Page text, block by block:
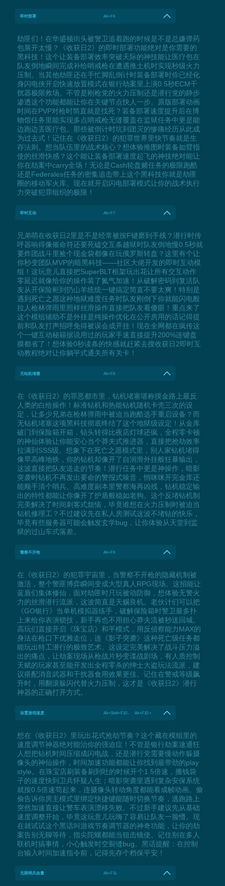
即时部署 Alt+F6
劫匪们！在华盛顿街头被警卫追着跑的时候是不是总嫌弹药
包展开太慢？《收获日2》的即时部署功能绝对是你需要的
黑科技！这个让装备部署效率突破天际的神技能让医疗包在
队友倒地瞬间完成补给哨戒枪在遭遇推土机时实现秒级火力
压制。当其他劫匪还在手忙脚乱倒计时装备部署时你已经化
身闪电侠开启快速放置模式在银行劫案里上演0.5秒ECM干
扰器极限救场。不管是刚枪党的火力压制还是潜行党的静步
渗透这个功能都能让你在关键节点快人一步。原版部署动画
时间在PVP对枪时简直就是找死？装备部署速度提升后在博
物馆任务里能实现多点哨戒枪无缝覆盖在监狱任务中更是能
边跑边丢医疗包。那些被倒计时坑到团灭的惨痛经历从此成
为过去式！记住在《收获日2》的犯罪世界里快节奏就是生
存法则。想当队伍里的战术核心？想体验推图时装备如臂指
使的丝滑快感？这个能让装备部署速度起飞的神技绝对能让
你在劫案中carry全场！无论是Cash轮盘赌任务的极限跑酷
还是Federales任务的密集追击带上这个黑科技你就是劫匪
圈的移动军火库。现在就开启闪电部署模式让你的战术执行
力突破犯罪组织的极限！
即时互动 Alt+F7
兄弟萌在收获日2里是不是经常被按F键磨到手残？潜行时传
呼器响得像催命符还要死磕交互条越狱时队友倒地慢0.5秒就
要炸团战斗里捡个现金袋都像在玩俄罗斯转盘？这里有个让
你秒变团队MVP的暗黑科技——社区大佬开发的即时互动模
组！这玩意儿直接把SuperBLT框架玩出花让所有交互动作
零延迟就像给你的操作装了氮气加速！从破解密码到复活队
友从开保险柜到扔山羊统统一键搞定简直不要太爽！特别是
遇到死亡之愿这种地狱难度任务时队友刚倒下你就能闪电般
拉人枪林弹雨里照样丝滑操作直接把队友看傻眼！重点来了
这个模组辅助不是外挂是纯操作优化在公开房用的话记得提
前和队友打声招呼免得被误会成开挂！现在全网都在疯传这
个一键互动秘籍据说用过的玩家手速直接提升200%连键盘
膜都省了！想体验0秒读条的快感就赶紧去搜收获日2即时互
动教程绝对让你躺平式通关所有关卡！
无钻机堵塞 Alt+F8
在《收获日2》的罪恶都市里，钻机堵塞堪称摸金路上最反
人类的白给操作！标准钻机和热能钻机随机卡壳三次的设
定，让多少兄弟在枪林弹雨中被迫当跑酷选手重启设备？而
无钻机堵塞这项黑科技彻底终结了这个地狱级设定！从金库
破门到保险箱开箱，钻头转得比夜店灯球还疯，全程零卡顿
的神仙体验让你能安心当个莽夫式推进器，直接把抢劫效率
拉满到SSS级。想象下在死亡之愿模式里，别人家钻机堵得
像早高峰地铁，你的钻机却像开了自润滑外挂般狂暴输出，
这波直接把队友送走的节奏！潜行任务中更是神操作，暗影
突袭时钻机不再发出要命的警报式噪音，悄咪咪开完金库还
能顺手清个哨兵。高难度副本里警察海再凶残，钻机稳定输
出的特性都能让你像开了护盾般稳如老狗。这个反堵钻机制
完美解决了时间刺客式烦恼，毕竟谁想在火力压制时被迫当
钻机修理工？不过建议先在私人房测试这波不堵钻的快乐，
毕竟有些服务器可能会触发玄学bug，让你体验从天堂到监
狱的过山车式落差。
警察不开枪 Alt+F9
在《收获日2》的犯罪宇宙里，当警察不开枪的隐藏机制被
激活，整个警匪博弈瞬间变成大型真人RPG现场。这招能让
蓝盾们集体修仙，面对劫匪时只玩被动防御，想体验无警火
力的丝滑潜行流派，这波简直是天赐良机。老伙计们可以把
《GO银行》当单机模拟器练手，破解保险箱时警卫最多扑
上来给你表演锁技，新手再也不用担心莽夫流被秒送回城。
高玩们直接开启《珠宝店》和平模式，用反侦察能力MAX的
身法在枪口下优雅走位，连《影子突袭》这种死亡级任务都
能玩出特工潜行的极致艺术。这设定完美解决了战斗压力溢
出的痛点，让劫案现场从枪战片秒变谍战剧场，有人质控制
天赋的玩家甚至能开发出全程零杀的绅士大盗玩法流派，建
议搭配消音武器和干扰器食用效果更佳。记住在警戒等级飙
升时，用翻滚躲闪代替火力压制，这才是《收获日2》潜行
神器的正确打开方式。
设置游戏速度 Alt+Shift+F10 - Alt+F10 +
想在《收获日2》里玩出花式抢劫节奏？这个藏在模组里的
速度调节神器绝对能治你的强迫症！不管是银行劫案速通狂
人想把钻机时间压缩成闪电战，还是潜行党需要慢动作躲摄
像头的神仙操作，时间加速功能都能让你找到最带劲的play
style。在珠宝店刷装备刷到吐的时候开个1.5倍速，搬钱袋
子的速度快到卫兵怀疑人生；暗影突袭里遇到复杂安保系统
就按0.5倍速苟起来，连摄像头转动角度都能看成帧动画。偷
偷告诉你房主模式里绑定快捷键能随时切换节奏，逃跑路上
突然加速直接让警车表演漂移失败。不过新手建议先从基础
速度调整开始，毕竟这玩意儿玩嗨了容易让队友一脸懵。现
在就试试这个黑话叫游戏节奏调节器的神奇功能，让你的劫
案告别无聊等待，指尖陀螺都能当狙击镜使。记住别在多人
联机时搞事情，小心触发时空裂缝bug。黑话提醒：在控制
台输入时间加速指令前，记得先存个档保平安！
无限哨兵血量 Alt+F11